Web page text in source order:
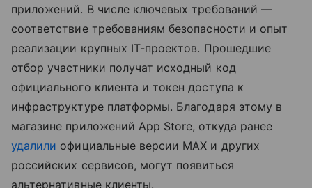
приложений. В числе ключевых требований —
соответствие требованиям безопасности и опыт
реализации крупных IT-проектов. Прошедшие
отбор участники получат исходный код
официального клиента и токен доступа к
инфраструктуре платформы. Благодаря этому в
магазине приложений App Store, откуда ранее
удалили официальные версии MAX и других
российских сервисов, могут появиться
альтернативные клиенты.